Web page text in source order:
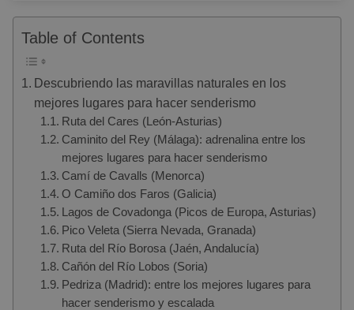
Table of Contents
Descubriendo las maravillas naturales en los
mejores lugares para hacer senderismo
Ruta del Cares (León-Asturias)
Caminito del Rey (Málaga): adrenalina entre los
mejores lugares para hacer senderismo
Camí de Cavalls (Menorca)
O Camiño dos Faros (Galicia)
Lagos de Covadonga (Picos de Europa, Asturias)
Pico Veleta (Sierra Nevada, Granada)
Ruta del Río Borosa (Jaén, Andalucía)
Cañón del Río Lobos (Soria)
Pedriza (Madrid): entre los mejores lugares para
hacer senderismo y escalada